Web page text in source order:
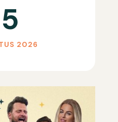
2026